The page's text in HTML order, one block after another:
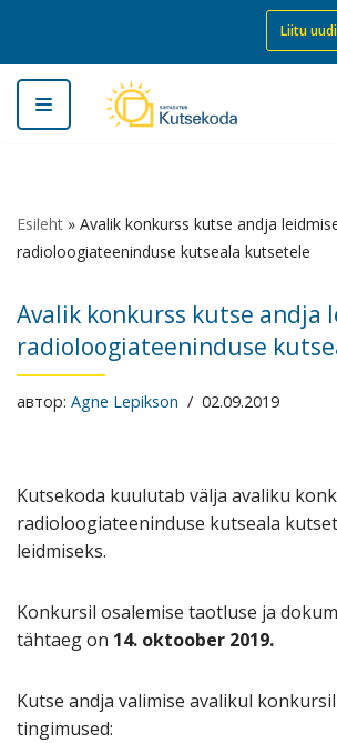
Перейти
к
содержимому
Liitu
Esileht » Avalik konkurss kutse andja
radioloogiateeninduse kutseala kutsetele
Avalik konkurss kutse andja
radioloogiateeninduse
автор: Agne Lepikson 02.09.2019
Kutsekoda kuulutab välja avaliku
radioloogiateeninduse kutseala
leidmiseks.
Konkursil osalemise taotluse ja
tähtaeg on 14. oktoober 2019.
Kutse andja valimise avalikul
tingimused: